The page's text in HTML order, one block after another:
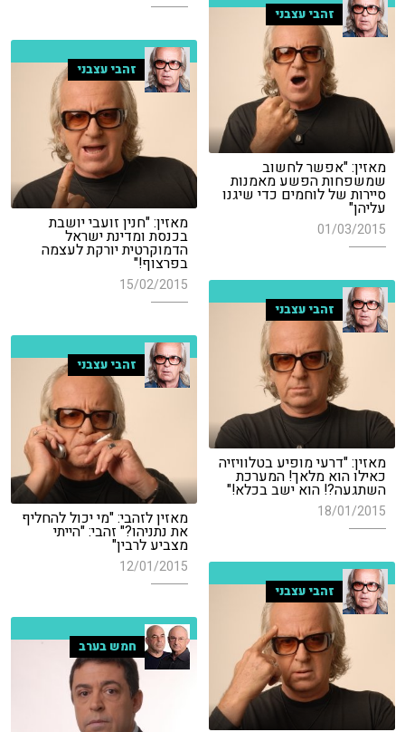
זהבי עצבני
מאזין: "אפשר לחשוב
שמשפחות הפשע מאמנות
סיירות של לוחמים כדי שיגנו
עליהן"
01/03/2015
זהבי עצבני
מאזין: "חנין זועבי יושבת
בכנסת ומדינת ישראל
הדמוקרטית יורקת לעצמה
בפרצוף!"
15/02/2015
זהבי עצבני
מאזין: "דרעי מופיע בטלוויזיה
כאילו הוא מלאך! המערכת
השתגעה?! הוא ישב בכלא!"
18/01/2015
זהבי עצבני
מאזין לזהבי: "מי יכול להחליף
את נתניהו?" זהבי: "הייתי
מצביע לרבין"
12/01/2015
זהבי עצבני
חמש בערב